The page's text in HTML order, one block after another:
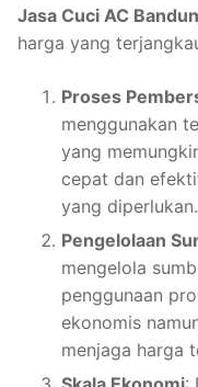
Jasa Cuci AC
harga yang
Proses
menggunakan
yang
cepat dan
yang diperlukan.
Pengelolaan
mengelola
penggunaan
ekonomis
menjaga harga